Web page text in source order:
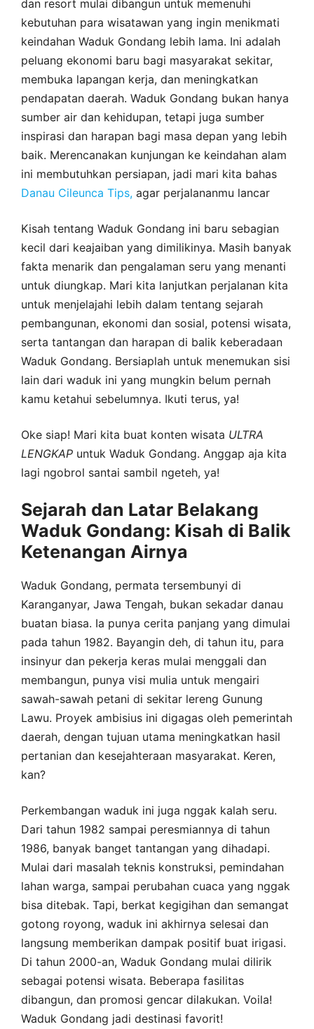
dan resort mulai dibangun untuk memenuhi
kebutuhan para wisatawan yang ingin menikmati
keindahan Waduk Gondang lebih lama. Ini adalah
peluang ekonomi baru bagi masyarakat sekitar,
membuka lapangan kerja, dan meningkatkan
pendapatan daerah. Waduk Gondang bukan hanya
sumber air dan kehidupan, tetapi juga sumber
inspirasi dan harapan bagi masa depan yang lebih
baik. Merencanakan kunjungan ke keindahan alam
ini membutuhkan persiapan, jadi mari kita bahas
Danau Cileunca Tips, agar perjalananmu lancar
Kisah tentang Waduk Gondang ini baru sebagian
kecil dari keajaiban yang dimilikinya. Masih banyak
fakta menarik dan pengalaman seru yang menanti
untuk diungkap. Mari kita lanjutkan perjalanan kita
untuk menjelajahi lebih dalam tentang sejarah
pembangunan, ekonomi dan sosial, potensi wisata,
serta tantangan dan harapan di balik keberadaan
Waduk Gondang. Bersiaplah untuk menemukan sisi
lain dari waduk ini yang mungkin belum pernah
kamu ketahui sebelumnya. Ikuti terus, ya!
Oke siap! Mari kita buat konten wisata ULTRA
LENGKAP untuk Waduk Gondang. Anggap aja kita
lagi ngobrol santai sambil ngeteh, ya!
Sejarah dan Latar Belakang
Waduk Gondang: Kisah di Balik
Ketenangan Airnya
Waduk Gondang, permata tersembunyi di
Karanganyar, Jawa Tengah, bukan sekadar danau
buatan biasa. Ia punya cerita panjang yang dimulai
pada tahun 1982. Bayangin deh, di tahun itu, para
insinyur dan pekerja keras mulai menggali dan
membangun, punya visi mulia untuk mengairi
sawah-sawah petani di sekitar lereng Gunung
Lawu. Proyek ambisius ini digagas oleh pemerintah
daerah, dengan tujuan utama meningkatkan hasil
pertanian dan kesejahteraan masyarakat. Keren,
kan?
Perkembangan waduk ini juga nggak kalah seru.
Dari tahun 1982 sampai peresmiannya di tahun
1986, banyak banget tantangan yang dihadapi.
Mulai dari masalah teknis konstruksi, pemindahan
lahan warga, sampai perubahan cuaca yang nggak
bisa ditebak. Tapi, berkat kegigihan dan semangat
gotong royong, waduk ini akhirnya selesai dan
langsung memberikan dampak positif buat irigasi.
Di tahun 2000-an, Waduk Gondang mulai dilirik
sebagai potensi wisata. Beberapa fasilitas
dibangun, dan promosi gencar dilakukan. Voila!
Waduk Gondang jadi destinasi favorit!